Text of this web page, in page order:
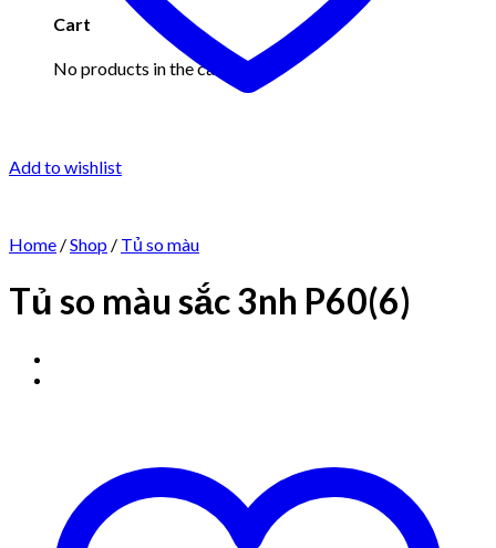
Cart
No products in the cart.
Add to wishlist
Home /Shop / Tủ so màu
Tủ so màu sắc 3nh P60(6)